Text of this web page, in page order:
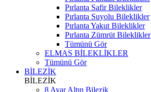
Pırlanta Safir Bileklikler
Pırlanta Suyolu Bileklikler
Pırlanta Yakut Bileklikler
Pırlanta Zümrüt Bileklikler
Tümünü Gör
ELMAS BİLEKLİKLER
Tümünü Gör
BİLEZİK
BİLEZİK
8 Ayar Altın Bilezik